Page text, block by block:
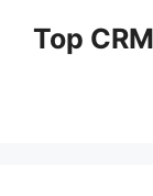
Top